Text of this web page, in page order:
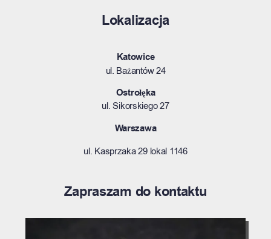
Lokalizacja
Katowice
ul. Bażantów 24
Ostrołęka
ul. Sikorskiego 27
Warszawa
ul. Kasprzaka 29 lokal 1146
Zapraszam do kontaktu